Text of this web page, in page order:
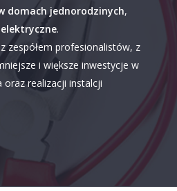
domach jednorodzinych,
.
zespółem profesionalistów, z
i większe inwestycje w
realizacji instalcji